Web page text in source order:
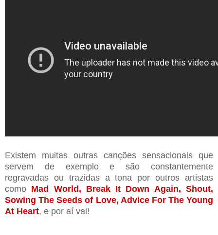
Existem muitas outras canções sensacionais que
servem de exemplo e são constantemente
regravadas ou trazidas a tona por outros artistas
como Mad World, Break It Down Again, Shout,
Sowing The Seeds of Love, Advice For The Young
At Heart, e por aí vai!